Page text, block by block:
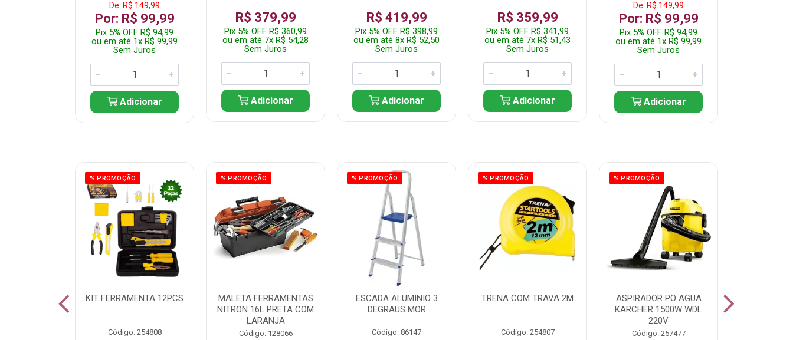
De: R$ 149,99
Por: R$ 99,99
Pix 5% OFF R$ 94,99
ou em até 1x R$ 99,99
Sem Juros
Adicionar
R$ 379,99
Pix 5% OFF R$ 360,99
ou em até 7x R$ 54,28
Sem Juros
Adicionar
R$ 419,99
Pix 5% OFF R$ 398,99
ou em até 8x R$ 52,50
Sem Juros
Adicionar
R$ 359,99
Pix 5% OFF R$ 341,99
ou em até 7x R$ 51,43
Sem Juros
Adicionar
De: R$ 149,99
Por: R$ 99,99
Pix 5% OFF R$ 94,99
ou em até 1x R$ 99,99
Sem Juros
Adicionar
% PROMOÇÃO
KIT FERRAMENTA 12PCS
Código: 254808
% PROMOÇÃO
MALETA FERRAMENTAS
NITRON 16L PRETA COM
LARANJA
Código: 128066
% PROMOÇÃO
ESCADA ALUMINIO 3
DEGRAUS MOR
Código: 86147
% PROMOÇÃO
TRENA COM TRAVA 2M
Código: 254807
% PROMOÇÃO
ASPIRADOR PO AGUA
KARCHER 1500W WDL
220V
Código: 257477